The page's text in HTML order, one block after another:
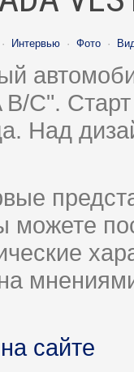
· Интервью · Фото ·
C".
Над
можете
сайте